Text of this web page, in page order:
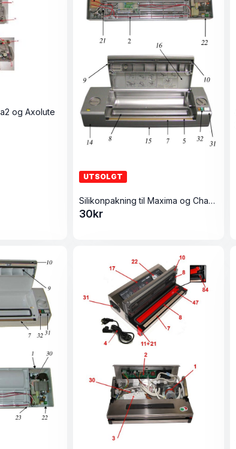
og Axolute
UTSOLGT
Silikonpakning til Maxima og Champion
30kr